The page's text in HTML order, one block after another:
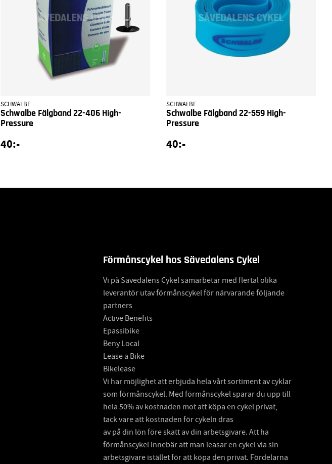
SCHWALBE
Schwalbe Fälgband 22-406 High-
Pressure
40:-
SCHWALBE
Schwalbe Fälgband 22-559 High-
Pressure
40:-
Förmånscykel hos Sävedalens Cykel
Vi på Sävedalens Cykel samarbetar med flertal olika
leverantör utav förmånscykel för närvarande följande
partners
Active Benefits
Epassibike
Beny Local
Lease a Bike
Bikelease
Vi har möjlighet att erbjuda hela vårt sortiment av cyklar
som förmånscykel. Med förmånscykel sparar du upp till
hela 50% av kostnaden mot att köpa en cykel privat,
tack vare att kostnaden för cykeln dras
av på din lön före skatt av din arbetsgivare. Att ha
förmånscykel innebär att man leasar en cykel via sin
arbetsgivare istället för att köpa den privat. Fördelarna